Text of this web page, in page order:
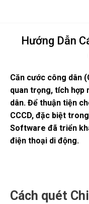
Hướng Dẫn
Căn cước công dân
quan trọng, tích hợp
dân. Để thuận tiện
CCCD, đặc biệt
Software đã triển
điện thoại di động.
Cách quét